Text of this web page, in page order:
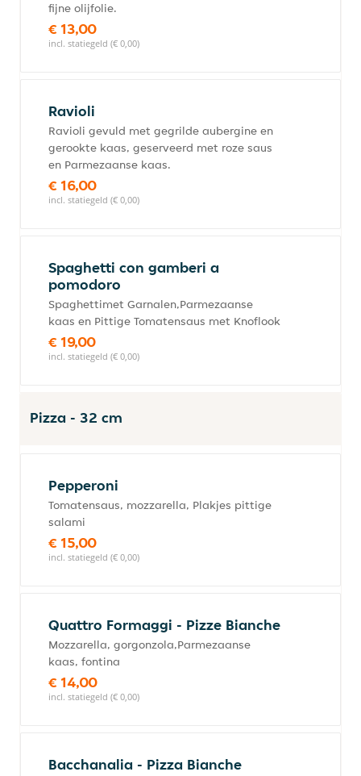
fijne olijfolie.
€ 13,00
incl. statiegeld (€ 0,00)
Ravioli
Ravioli gevuld met gegrilde aubergine en
gerookte kaas, geserveerd met roze saus
en Parmezaanse kaas.
€ 16,00
incl. statiegeld (€ 0,00)
Spaghetti con gamberi a
pomodoro
Spaghettimet Garnalen,Parmezaanse
kaas en Pittige Tomatensaus met Knoflook
€ 19,00
incl. statiegeld (€ 0,00)
Pizza - 32 cm
Pepperoni
Tomatensaus, mozzarella, Plakjes pittige
salami
€ 15,00
incl. statiegeld (€ 0,00)
Quattro Formaggi - Pizze Bianche
Mozzarella, gorgonzola,Parmezaanse
kaas, fontina
€ 14,00
incl. statiegeld (€ 0,00)
Bacchanalia - Pizza Bianche